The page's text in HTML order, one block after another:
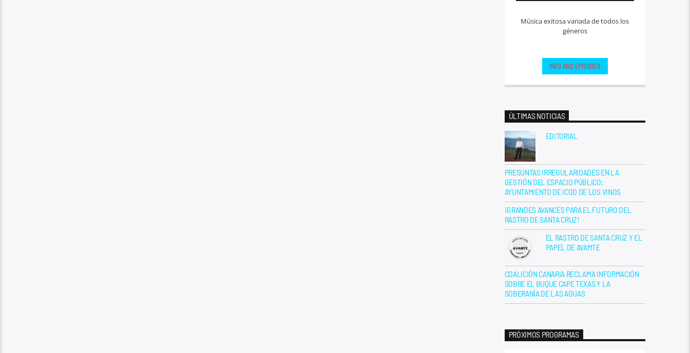
Música exitosa variada de todos los
géneros
INFO AND EPISODES
ÚLTIMAS NOTICIAS
EDITORIAL
PRESUNTAS IRREGULARIDADES EN LA
GESTIÓN DEL ESPACIO PÚBLICO:
AYUNTAMIENTO DE ICOD DE LOS VINOS
¡GRANDES AVANCES PARA EL FUTURO DEL
RASTRO DE SANTA CRUZ!
EL RASTRO DE SANTA CRUZ Y EL
PAPEL DE AVAMTE
COALICIÓN CANARIA RECLAMA INFORMACIÓN
SOBRE EL BUQUE CAPE TEXAS Y LA
SOBERANÍA DE LAS AGUAS
PRÓXIMOS PROGRAMAS